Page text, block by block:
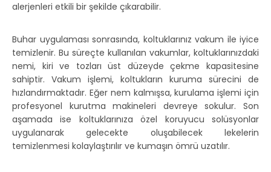
alerjenleri etkili bir şekilde çıkarabilir.
Buhar uygulaması sonrasında, koltuklarınız vakum ile iyice
temizlenir. Bu süreçte kullanılan vakumlar, koltuklarınızdaki
nemi, kiri ve tozları üst düzeyde çekme kapasitesine
sahiptir. Vakum işlemi, koltukların kuruma sürecini de
hızlandırmaktadır. Eğer nem kalmışsa, kurulama işlemi için
profesyonel kurutma makineleri devreye sokulur. Son
aşamada ise koltuklarınıza özel koruyucu solüsyonlar
uygulanarak gelecekte oluşabilecek lekelerin
temizlenmesi kolaylaştırılır ve kumaşın ömrü uzatılır.